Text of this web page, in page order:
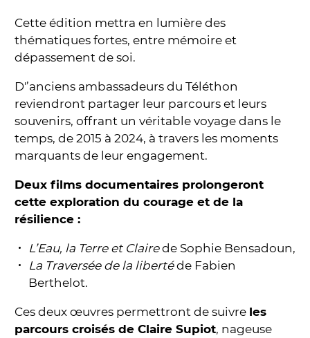
Cette édition mettra en lumière des
thématiques fortes, entre mémoire et
dépassement de soi.
D'’anciens ambassadeurs du Téléthon
reviendront partager leur parcours et leurs
souvenirs, offrant un véritable voyage dans le
temps, de 2015 à 2024, à travers les moments
marquants de leur engagement.
Deux films documentaires prolongeront
cette exploration du courage et de la
résilience :
L’Eau, la Terre et Clairede Sophie Bensadoun,
La Traversée de la libertéde Fabien
Berthelot.
Ces deux œuvres permettront de suivre les
parcours croisés de Claire Supiot, nageuse